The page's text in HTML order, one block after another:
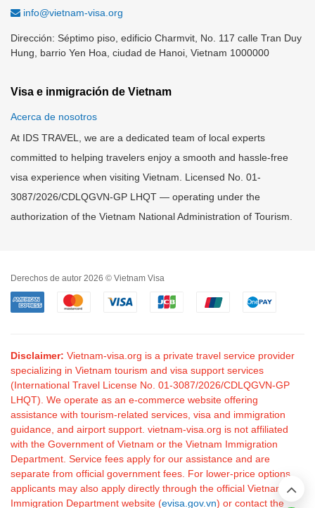
info@vietnam-visa.org
Dirección: Séptimo piso, edificio Charmvit, No. 117 calle Tran Duy
Hung, barrio Yen Hoa, ciudad de Hanoi, Vietnam 1000000
Visa e inmigración de Vietnam
Acerca de nosotros
At IDS TRAVEL, we are a dedicated team of local experts
committed to helping travelers enjoy a smooth and hassle-free
visa experience when visiting Vietnam. Licensed No. 01-
3087/2026/CDLQGVN-GP LHQT — operating under the
authorization of the Vietnam National Administration of Tourism.
Derechos de autor 2026 © Vietnam Visa
Disclaimer: Vietnam-visa.org is a private travel service provider
specializing in Vietnam tourism and visa support services
(International Travel License No. 01-3087/2026/CDLQGVN-GP
LHQT). We operate as an e-commerce website offering
assistance with tourism-related services, visa and immigration
guidance, and airport support. vietnam-visa.org is not affiliated
with the Government of Vietnam or the Vietnam Immigration
Department. Service fees apply for our assistance and are
separate from official government fees. For lower-price options,
applicants may also apply directly through the official Vietnam
Immigration Department website (evisa.gov.vn) or contact the